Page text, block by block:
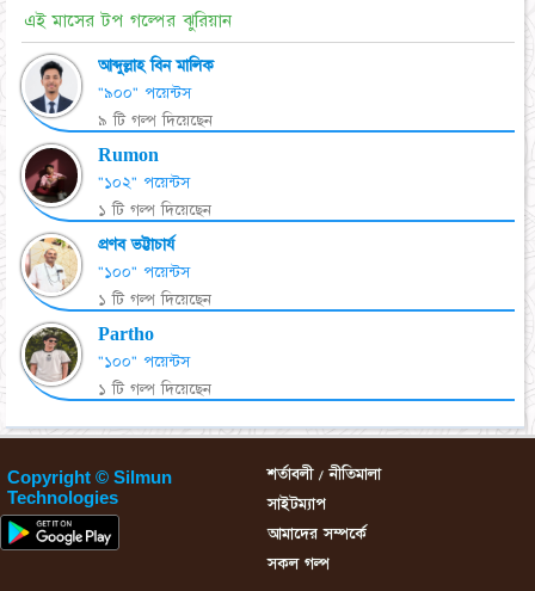
এই মাসের টপ গল্পের ঝুরিয়ান
আব্দুল্লাহ বিন মালিক
"৯০০" পয়েন্টস
৯ টি গল্প দিয়েছেন
Rumon
"১০২" পয়েন্টস
১ টি গল্প দিয়েছেন
প্রণব ভট্টাচার্য
"১০০" পয়েন্টস
১ টি গল্প দিয়েছেন
Partho
"১০০" পয়েন্টস
১ টি গল্প দিয়েছেন
Copyright © Silmun
Technologies
শর্তাবলী / নীতিমালা
সাইটম্যাপ
আমাদের সম্পর্কে
সকল গল্প